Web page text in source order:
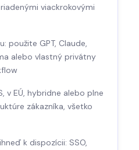
viackrokovými
použite GPT, Claude,
alebo vlastný privátny
v EÚ, hybridne alebo plne
zákazníka, všetko
k dispozícii: SSO,